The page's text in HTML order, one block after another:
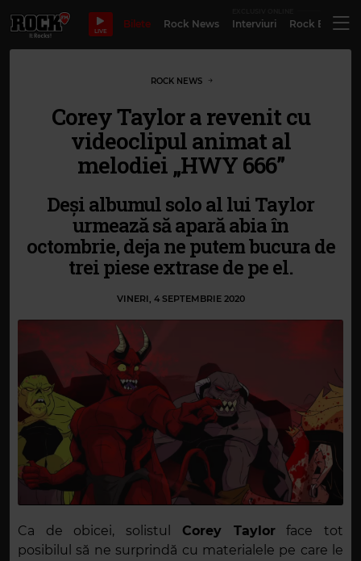
LIVE
Bilete Rock News Interviuri Rock
ROCK NEWS
Corey Taylor a revenit cu
videoclipul animat al
melodiei „HWY 666”
Deși albumul solo al lui Taylor
urmează să apară abia în
octombrie, deja ne putem bucura de
trei piese extrase de pe el.
VINERI, 4 SEPTEMBRIE 2020
Ca de obicei, solistul Corey Taylorface tot
posibilul să ne surprindă cu materialele pe care le